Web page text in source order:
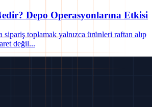
Depo Operasyonlarına Etkisi
sipariş toplamak yalnızca ürünleri raftan alıp
değil...